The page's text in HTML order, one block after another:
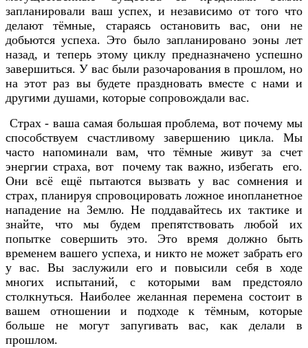
запланировали ваш успех, и независимо от того что
делают тёмные, стараясь остановить вас, они не
добьются успеха. Это было запланировано эоны лет
назад, и теперь этому циклу предназначено успешно
завершиться. У вас были разочарования в прошлом, но
на этот раз вы будете праздновать вместе с нами и
другими душами, которые сопровождали вас.
Страх - ваша самая большая проблема, вот почему мы
способствуем счастливому завершению цикла. Мы
часто напоминали вам, что тёмные живут за счет
энергии страха, вот почему так важно, избегать его.
Они всё ещё пытаются вызвать у вас сомнения и
страх, планируя спровоцировать ложное инопланетное
нападение на Землю. Не поддавайтесь их тактике и
знайте, что мы будем препятствовать любой их
попытке совершить это. Это время должно быть
временем вашего успеха, и никто не может забрать его
у вас. Вы заслужили его и повысили себя в ходе
многих испытаний, с которыми вам предстояло
столкнуться. Наиболее желанная перемена состоит в
вашем отношении и подходе к тёмным, которые
больше не могут запугивать вас, как делали в
прошлом.